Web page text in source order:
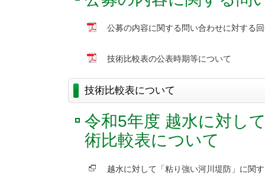
公募の内容に関する問い合わせに対する
技術比較表の公表時期等について
技術比較表について
令和5年度 越水に対し
術比較表について
越水に対して「粘り強い河川堤防」に関